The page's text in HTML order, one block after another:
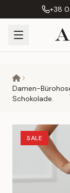
+38
Damen-
Schokolade.
SALE